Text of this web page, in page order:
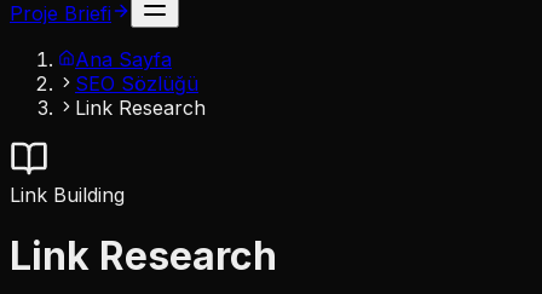
Proje Briefi
Ana Sayfa
SEO Sözlüğü
Link Research
Link Building
Link Research